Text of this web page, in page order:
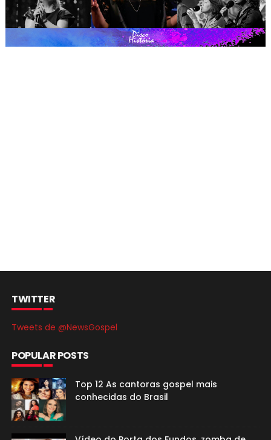
TWITTER
Tweets de @NewsGospel
POPULAR POSTS
Top 12 As cantoras gospel mais
conhecidas do Brasil